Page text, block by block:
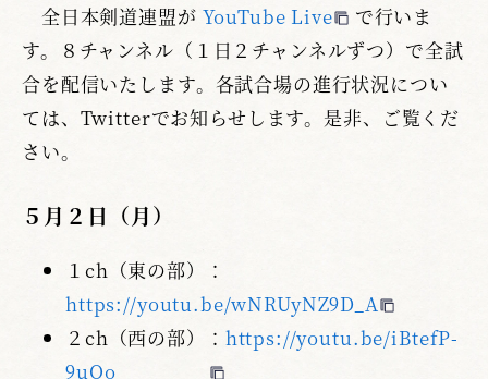
全日本剣道連盟が YouTube Live
で行いま
す。８チャンネル（１日２チャンネルずつ）で全試
合を配信いたします。各試合場の進行状況につい
ては、Twitterでお知らせします。是非、ご覧くだ
さい。
５月２日（月）
１ch（東の部）：
https://youtu.be/wNRUyNZ9D_A
２ch（西の部）： https://youtu.be/iBtefP-
9uOo